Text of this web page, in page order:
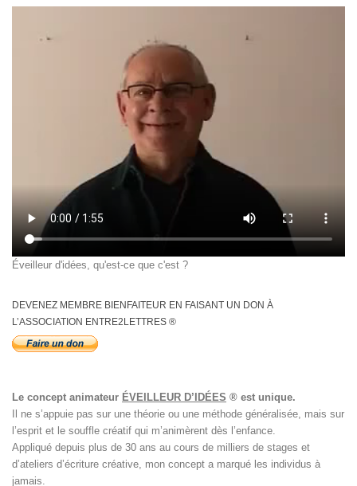
Éveilleur d'idées, qu'est-ce que c'est ?
DEVENEZ MEMBRE BIENFAITEUR EN FAISANT UN DON À
L’ASSOCIATION ENTRE2LETTRES ®
Le concept animateur ÉVEILLEUR D’IDÉES ® est unique.
Il ne s’appuie pas sur une théorie ou une méthode généralisée, mais sur
l’esprit et le souffle créatif qui m’animèrent dès l’enfance.
Appliqué depuis plus de 30 ans au cours de milliers de stages et
d’ateliers d’écriture créative, mon concept a marqué les individus à
jamais.